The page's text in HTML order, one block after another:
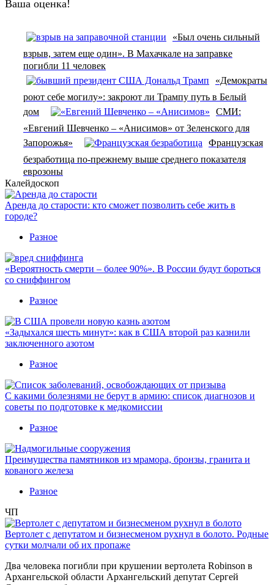
Ваша оценка!
«Был очень сильный
взрыв, затем еще один». В Махачкале на заправке
погибли 11 человек
«Демократы
роют себе могилу»: закроют ли Трампу путь в Белый
дом
СМИ:
«Евгений Шевченко – «Анисимов» от Зеленского для
Запорожья»
Французская
безработица по-прежнему выше среднего показателя
еврозоны
Калейдоскоп
Аренда до старости: кто сможет позволить себе жить в
городе?
Разное
«Вероятность смерти – более 90%». В России будут бороться
со сниффингом
Разное
«Задыхался шесть минут»: как в США второй раз казнили
заключенного азотом
Разное
С какими болезнями не берут в армию: список диагнозов и
советы по подготовке к медкомиссии
Разное
Преимущества памятников из мрамора, бронзы, гранита и
кованого железа
Разное
ЧП
Вертолет с депутатом и бизнесменом рухнул в болото. Родные
сутки молчали об их пропаже
Два человека погибли при крушении вертолета Robinson в
Архангельской области Архангельский депутат Сергей